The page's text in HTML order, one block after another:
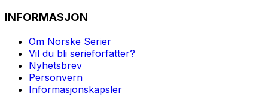
INFORMASJON
Om Norske Serier
Vil du bli serieforfatter?
Nyhetsbrev
Personvern
Informasjonskapsler